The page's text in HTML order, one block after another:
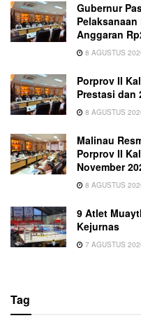
Gubernur
Anggaran
8 AGUSTUS
Porprov II
Prestasi dan
8 AGUSTUS
Malinau
Porprov II
November
8 AGUSTUS
9 Atlet
Kejurnas
7 AGUSTUS
Tag